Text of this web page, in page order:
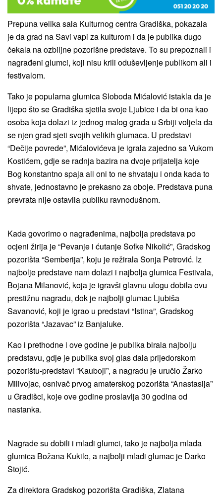
Prepuna velika sala Kulturnog centra Gradiška, pokazala
je da grad na Savi vapi za kulturom i da je publika dugo
čekala na ozbiljne pozorišne predstave. To su prepoznali i
nagrađeni glumci, koji nisu krili oduševljenje publikom ali i
festivalom.
Tako je popularna glumica Sloboda Mićalović istakla da je
lijepo što se Gradiška sjetila svoje Ljubice i da bi ona kao
osoba koja dolazi iz jednog malog grada u Srbiji voljela da
se njen grad sjeti svojih velikih glumaca. U predstavi
“Dečije povrede”, Mićalovićeva je igrala zajedno sa Vukom
Kostićem, gdje se radnja bazira na dvoje prijatelja koje
Bog konstantno spaja ali oni to ne shvataju i onda kada to
shvate, jednostavno je prekasno za oboje. Predstava puna
prevrata nije ostavila publiku ravnodušnom.
Kada govorimo o nagrađenima, najbolja predstava po
ocjeni žirija je “Pevanje i ćutanje Sofke Nikolić”, Gradskog
pozorišta “Semberija”, koju je režirala Sonja Petrović. Iz
najbolje predstave nam dolazi i najbolja glumica Festivala,
Bojana Milanović, koja je igravši glavnu ulogu dobila ovu
prestižnu nagradu, dok je najbolji glumac Ljubiša
Savanović, koji je igrao u predstavi “Istina”, Gradskog
pozorišta “Jazavac” iz Banjaluke.
Kao i prethodne i ove godine je publika birala najbolju
predstavu, gdje je publika svoj glas dala prijedorskom
pozorištu-predstavi “Kauboji”, a nagradu je uručio Žarko
Milivojac, osnivač prvog amaterskog pozorišta “Anastasija”
u Gradišci, koje ove godine proslavlja 30 godina od
nastanka.
Nagrade su dobili i mladi glumci, tako je najbolja mlada
glumica Božana Kukilo, a najbolji mladi glumac je Darko
Stojić.
Za direktora Gradskog pozorišta Gradiška, Zlatana